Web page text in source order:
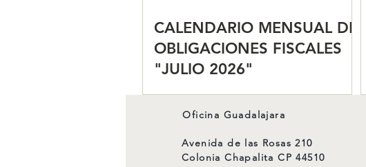
CALENDARIO MENSUAL DE
OBLIGACIONES FISCALES
"JULIO 2026"
Oficina Guadalajara
Avenida de las Rosas 210
Colonia Chapalita CP 44510